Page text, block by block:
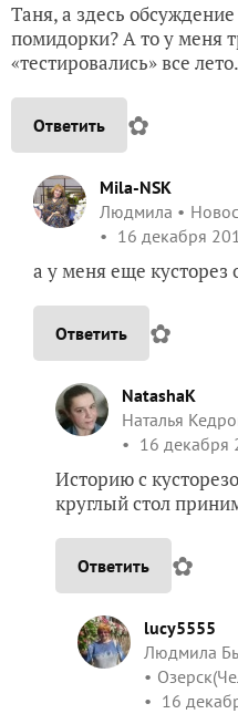
Таня, а здесь
помидорки? А то у меня
«тестировались» все
Ответить ✿
Mila-NSK
Людмила
16 декабря
а у меня еще
Ответить ✿
NatashaK
Наталья
16 декабря
Историю с
круглый стол
Ответить ✿
lucy5555
Людмила
16